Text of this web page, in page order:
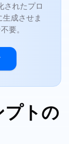
れたプロ
成させま
要。
トの